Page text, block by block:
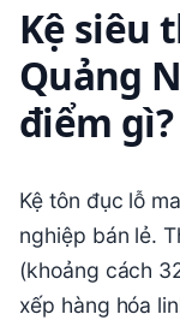
Kệ siêu
Quảng
điểm gì?
Kệ tôn đục lỗ
nghiệp bán lẻ.
(khoảng cách
xếp hàng hóa